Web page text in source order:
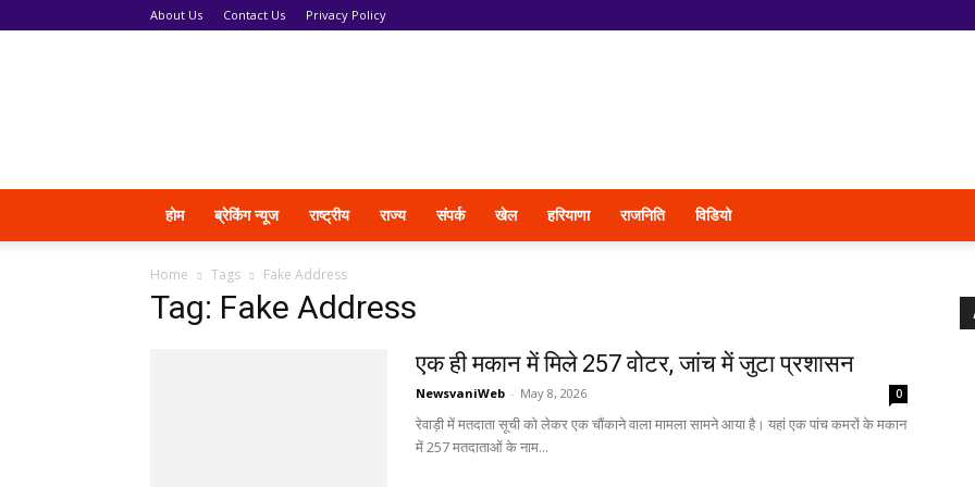
About Us Contact Us Privacy Policy
होम ब्रेकिंग न्यूज राष्ट्रीय राज्य संपर्क खेल हरियाणा राजनिति विडियो
Home Tags Fake Address
Tag: Fake Address
एक ही मकान में मिले 257 वोटर, जांच में जुटा प्रशासन
NewsvaniWeb - May 8, 2026 0
रेवाड़ी में मतदाता सूची को लेकर एक चौंकाने वाला मामला सामने आया है। यहां एक पांच कमरों के मकान
में 257 मतदाताओं के नाम...